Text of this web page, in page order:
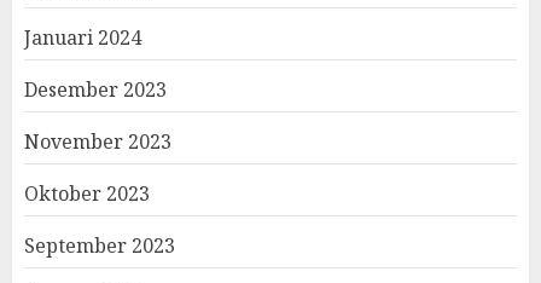
Januari 2024
Desember 2023
November 2023
Oktober 2023
September 2023